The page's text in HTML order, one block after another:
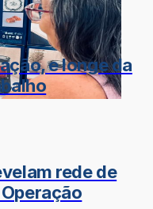
e longe da
rede de